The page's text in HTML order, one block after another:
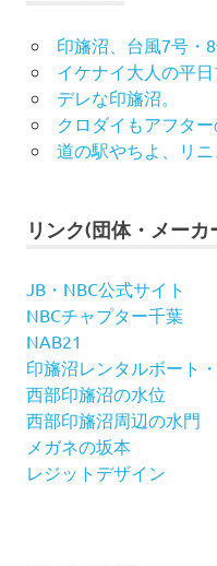
印旛沼、台風7号・8
イケナイ大人の平日
デレな印旛沼。
クロダイもアフター
道の駅やちよ、リニ
リンク(団体・メーカ
JB・NBC公式サイト
NBCチャプター千葉
NAB21
印旛沼レンタルボート
西部印旛沼の水位
西部印旛沼周辺の水門
メガネの坂本
レジットデザイン